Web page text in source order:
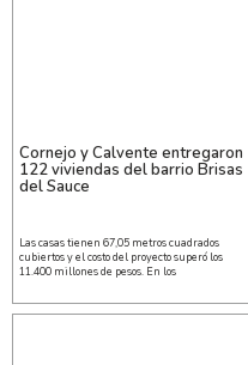
Cornejo y Calvente entregaron
122 viviendas del barrio Brisas
del Sauce
Las casas tienen 67,05 metros cuadrados
cubiertos y el costo del proyecto superó los
11.400 millones de pesos. En los